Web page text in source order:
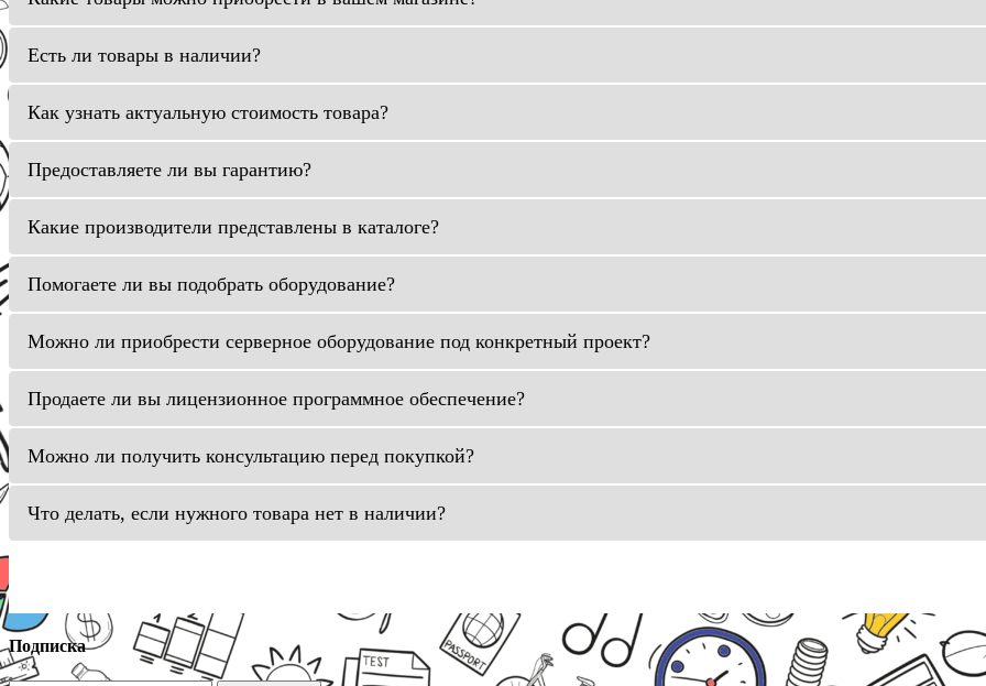
Есть ли товары в наличии?
Как узнать актуальную стоимость товара?
Предоставляете ли вы гарантию?
Какие производители представлены в каталоге?
Помогаете ли вы подобрать оборудование?
Можно ли приобрести серверное оборудование под конкретный проект?
Продаете ли вы лицензионное программное обеспечение?
Можно ли получить консультацию перед покупкой?
Что делать, если нужного товара нет в наличии?
Подписка